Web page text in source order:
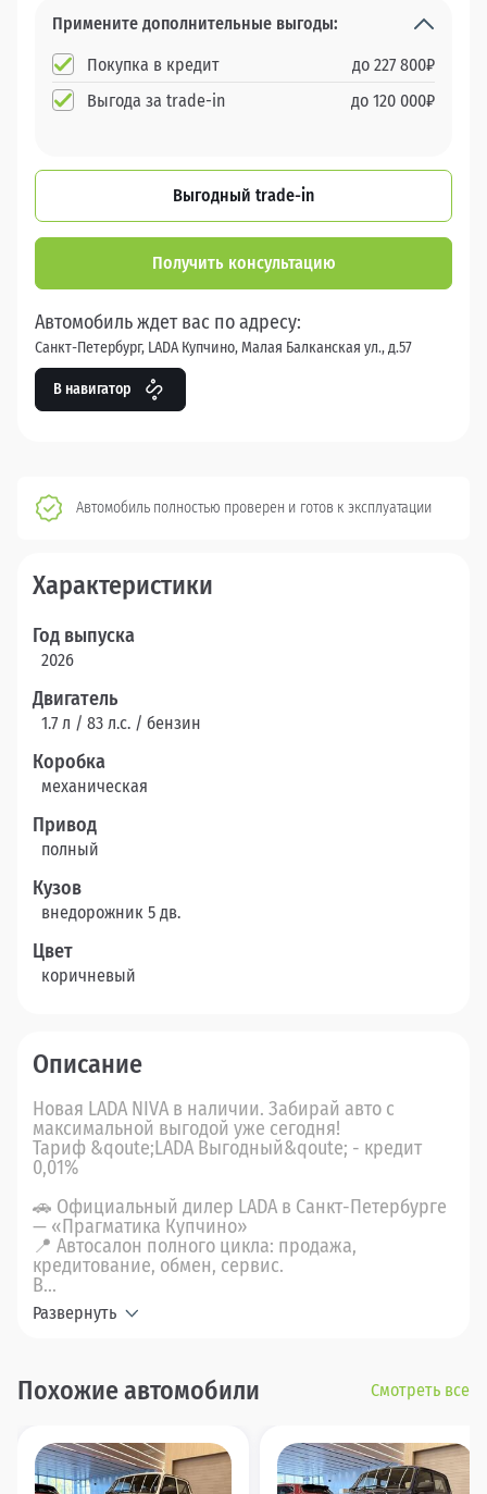
Примените дополнительные выгоды:
Покупка в кредит
до 227 800₽
Выгода за trade-in
до 120 000₽
Выгодный trade-in
Получить консультацию
Автомобиль ждет вас по адресу:
Санкт-Петербург, LADA Купчино, Малая Балканская ул., д.57
В навигатор
Автомобиль полностью проверен и готов к эксплуатации
Характеристики
Год выпуска
2026
Двигатель
1.7 л / 83 л.c. / бензин
Коробка
механическая
Привод
полный
Кузов
внедорожник 5 дв.
Цвет
коричневый
Описание
Новая LADA NIVA в наличии. Забирай авто с
максимальной выгодой уже сегодня!
Тариф &qoute;LADA Выгодный&qoute; - кредит
0,01%
🚗 Официальный дилер LADA в Санкт-Петербурге
— «Прагматика Купчино»
📍 Автосалон полного цикла: продажа,
кредитование, обмен, сервис.
В...
Развернуть
Похожие автомобили Смотреть все